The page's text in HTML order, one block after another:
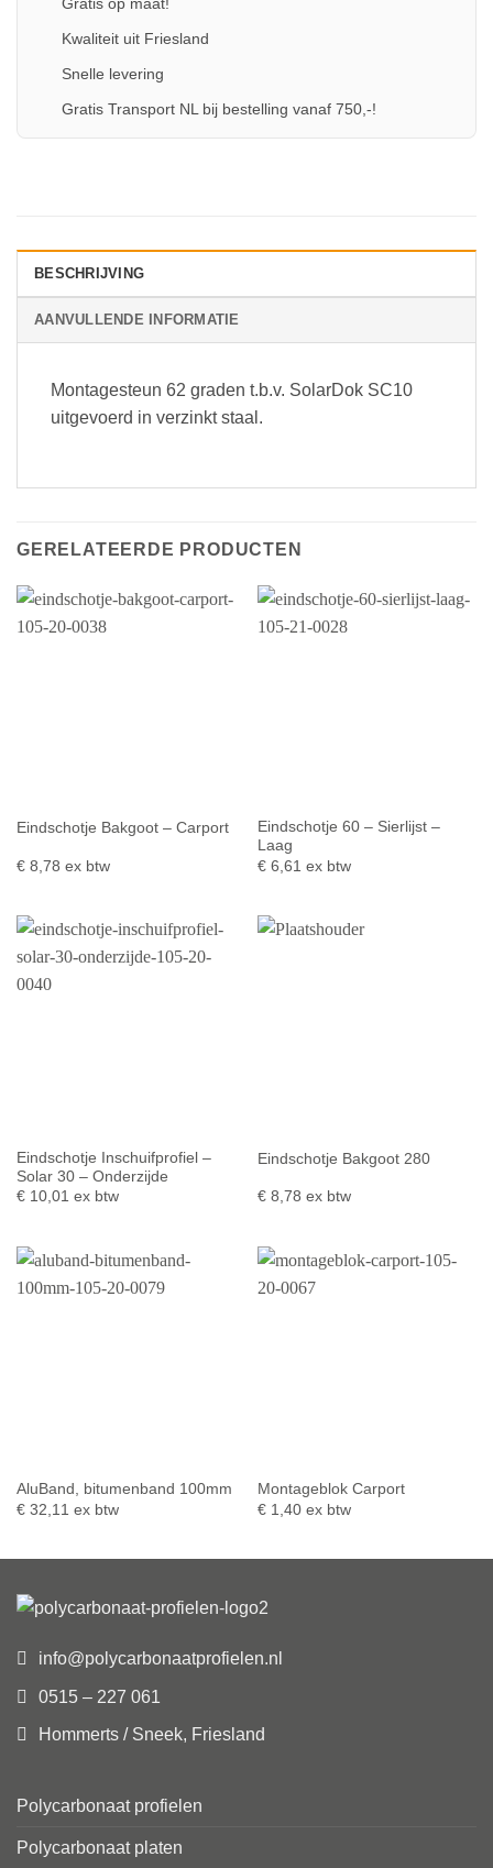
Kwaliteit uit Friesland
Snelle levering
Gratis Transport NL bij bestelling vanaf 750,-!
BESCHRIJVING
AANVULLENDE INFORMATIE
Montagesteun 62 graden t.b.v. SolarDok SC10
uitgevoerd in verzinkt staal.
GERELATEERDE PRODUCTEN
Eindschotje Bakgoot – Carport
€8,78 ex btw
Eindschotje 60 – Sierlijst –
Laag
€6,61 ex btw
Eindschotje Inschuifprofiel –
Solar 30 – Onderzijde
€10,01 ex btw
Eindschotje Bakgoot 280
€8,78 ex btw
AluBand, bitumenband 100mm
€32,11 ex btw
Montageblok Carport
€1,40 ex btw
info@polycarbonaatprofielen.nl
0515 – 227 061
Hommerts / Sneek, Friesland
Polycarbonaat profielen
Polycarbonaat platen